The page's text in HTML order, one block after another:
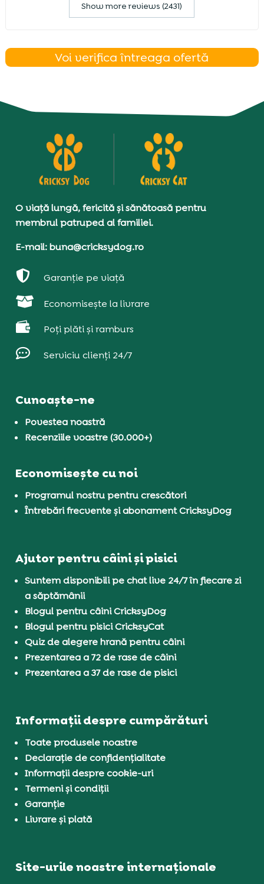
Show more reviews (2431)
Voi verifica întreaga ofertă
O viață lungă, fericită și sănătoasă pentru
membrul patruped al familiei.
E-mail: buna@cricksydog.ro
 Garanție pe viață
 Economisește la livrare
 Poți plăti și ramburs
 Serviciu clienți 24/7
Cunoaște-ne
Povestea noastră
Recenziile voastre (30.000+)
Economisește cu noi
Programul nostru pentru crescători
Întrebări frecvente și abonament CricksyDog
Ajutor pentru câini și pisici
Suntem disponibili pe chat live 24/7 în fiecare zi
a săptămânii
Blogul pentru câini CricksyDog
Blogul pentru pisici CricksyCat
Quiz de alegere hrană pentru câini
Prezentarea a 72 de rase de câini
Prezentarea a 37 de rase de pisici
Informații despre cumpărături
Toate produsele noastre
Declarație de confidențialitate
Informații despre cookie-uri
Termeni și condiții
Garanție
Livrare și plată
Site-urile noastre internaționale